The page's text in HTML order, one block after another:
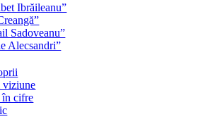
Ibrăileanu”
Sadoveanu”
Alecsandri”
viziune
în cifre